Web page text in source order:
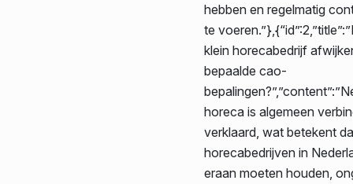
hebben en regelmatig
te
klein horecabedrijf
bepaalde cao-
horeca is algemeen
verklaard, wat betekent
horecabedrijven in
eraan moeten houden,